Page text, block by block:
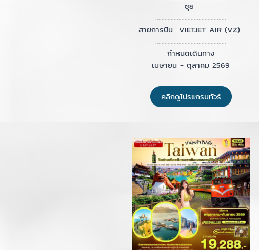
ซุย
..............................................
สายการบิน VIETJET AIR (VZ)
..............................................
กำหนดเดินทาง
เมษายน - ตุลาคม 2569
คลิกดูโปรแกรมทัวร์